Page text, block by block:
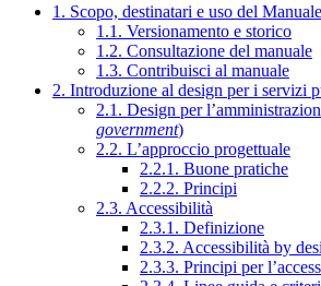
1. Scopo, destinatari e uso del
1.1. Versionamento e storico
1.2. Consultazione del manuale
1.3. Contribuisci al manuale
2. Introduzione al design per i servizi
2.1. Design per
government)
2.2. L’approccio progettuale
2.2.1. Buone pratiche
2.2.2. Principi
2.3. Accessibilità
2.3.1. Definizione
2.3.2. Accessibilità by
2.3.3. Principi per